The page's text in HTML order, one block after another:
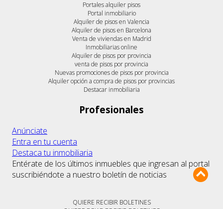
Portales alquiler pisos
Portal inmobiliario
Alquiler de pisos en Valencia
Alquiler de pisos en Barcelona
Venta de viviendas en Madrid
Inmobiliarias online
Alquiler de pisos por provincia
venta de pisos por provincia
Nuevas promociones de pisos por provincia
Alquiler opción a compra de pisos por provincias
Destacar inmobiliaria
Profesionales
Anúnciate
Entra en tu cuenta
Destaca tu inmobiliaria
Entérate de los últimos inmuebles que ingresan al portal
suscribiéndote a nuestro boletín de noticias
QUIERE RECIBIR BOLETINES